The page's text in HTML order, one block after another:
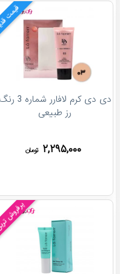
قیمت
دی دی کرم لافارر شماره 3 رنگ
رز طبیعی
۲,۲۹۵,۰۰۰ تومان
پرفروش